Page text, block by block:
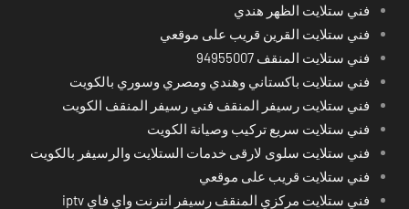
فني ستلايت الظهر هندي
فني ستلايت القرين قريب على موقعي
فني ستلايت المنقف 94955007
فني ستلايت باكستاني وهندي ومصري وسوري بالكويت
فني ستلايت رسيفر المنقف فني رسيفر المنقف الكويت
فني ستلايت سريع تركيب وصيانة الكويت
فني ستلايت سلوى لارقى خدمات الستلايت والرسيفر بالكويت
فني ستلايت قريب على موقعي
فني ستلايت مركزي المنقف رسيفر انترنت واي فاي iptv